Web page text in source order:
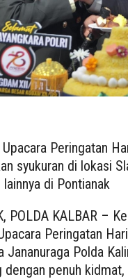
Peringatan
syukuran di lokasi
di Pontianak
POLDA KALBAR –
Peringatan
Jananuraga Polda
dengan penuh